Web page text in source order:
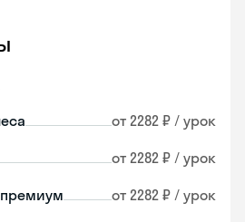
от 2282 ₽ / урок
от 2282 ₽ / урок
от 2282 ₽ / урок